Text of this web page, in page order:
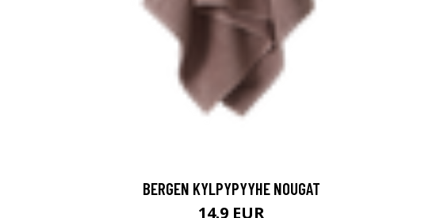
BERGEN KYLPYPYYHE NOUGAT
14.9 EUR